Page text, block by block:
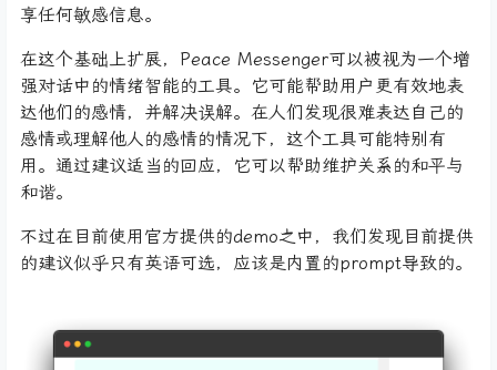
享任何敏感信息。
在这个基础上扩展，Peace Messenger可以被视为一个增
强对话中的情绪智能的工具。它可能帮助用户更有效地表
达他们的感情，并解决误解。在人们发现很难表达自己的
感情或理解他人的感情的情况下，这个工具可能特别有
用。通过建议适当的回应，它可以帮助维护关系的和平与
和谐。
不过在目前使用官方提供的demo之中，我们发现目前提供
的建议似乎只有英语可选，应该是内置的prompt导致的。